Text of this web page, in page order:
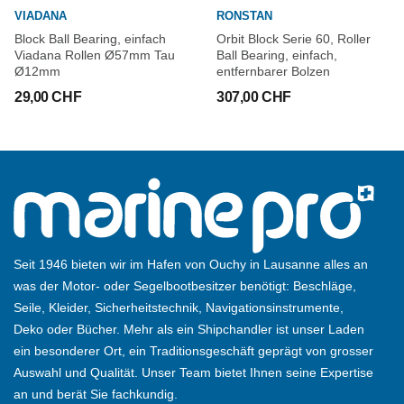
VIADANA
Block Ball Bearing, einfach
Viadana Rollen Ø57mm Tau
Ø12mm
29,00 CHF
RONSTAN
Orbit Block Serie 60, Roller
Ball Bearing, einfach,
entfernbarer Bolzen
307,00 CHF
Seit 1946 bieten wir im Hafen von Ouchy in Lausanne alles an
was der Motor- oder Segelbootbesitzer benötigt: Beschläge,
Seile, Kleider, Sicherheitstechnik, Navigationsinstrumente,
Deko oder Bücher. Mehr als ein Shipchandler ist unser Laden
ein besonderer Ort, ein Traditionsgeschäft geprägt von grosser
Auswahl und Qualität. Unser Team bietet Ihnen seine Expertise
an und berät Sie fachkundig.